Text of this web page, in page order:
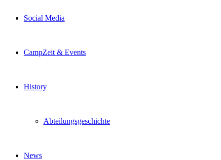
Social Media
CampZeit & Events
History
Abteilungsgeschichte
News